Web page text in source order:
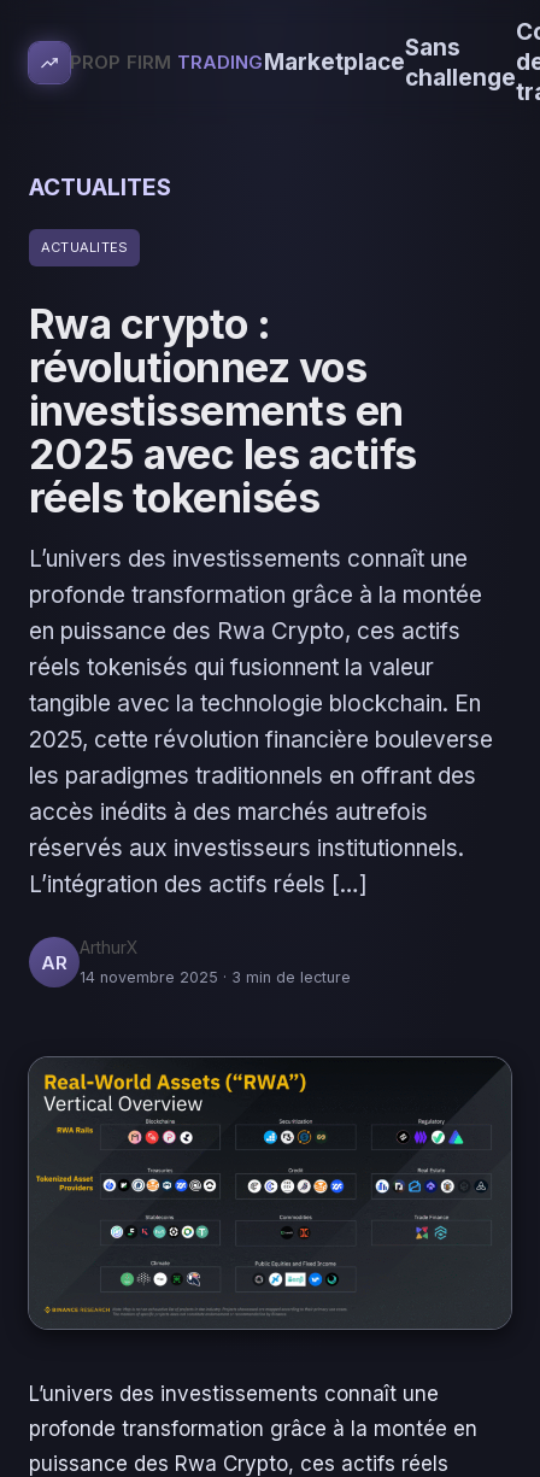
PROP FIRM TRADINGMarketplace
Sans
challenge
ACTUALITES
ACTUALITES
Rwa crypto :
révolutionnez vos
investissements en
2025 avec les actifs
réels tokenisés
L’univers des investissements connaît une
profonde transformation grâce à la montée
en puissance des Rwa Crypto, ces actifs
réels tokenisés qui fusionnent la valeur
tangible avec la technologie blockchain. En
2025, cette révolution financière bouleverse
les paradigmes traditionnels en offrant des
accès inédits à des marchés autrefois
réservés aux investisseurs institutionnels.
L’intégration des actifs réels […]
AR
ArthurX
14 novembre 2025 · 3 min de lecture
L’univers des investissements connaît une
profonde transformation grâce à la montée en
puissance des Rwa Crypto, ces actifs réels